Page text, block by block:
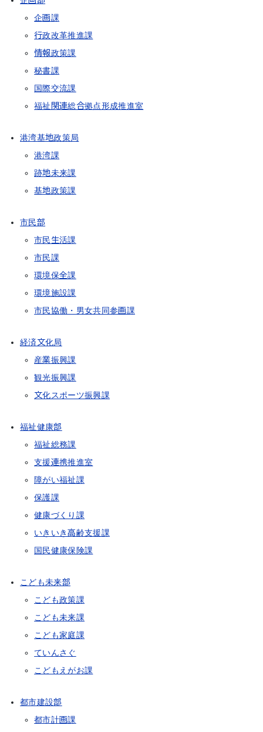
企画課
行政改革推進課
情報政策課
秘書課
国際交流課
福祉関連総合拠点形成推進室
港湾基地政策局
港湾課
跡地未来課
基地政策課
市民部
市民生活課
市民課
環境保全課
環境施設課
市民協働・男女共同参画課
経済文化局
産業振興課
観光振興課
文化スポーツ振興課
福祉健康部
福祉総務課
支援連携推進室
障がい福祉課
保護課
健康づくり課
いきいき高齢支援課
国民健康保険課
こども未来部
こども政策課
こども未来課
こども家庭課
ていんさぐ
こどもえがお課
都市建設部
都市計画課